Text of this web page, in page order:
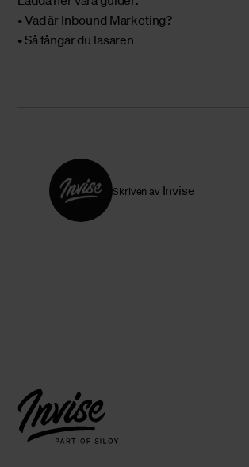
•Vad är Inbound Marketing?
•Så fångar du läsaren
Skriven av Invise